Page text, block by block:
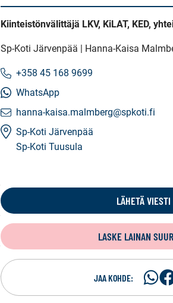
Kiinteistönvälittäjä LKV, KiLAT, KED,
Sp-Koti Järvenpää | Hanna-Kaisa
+358 45 168 9699
WhatsApp
hanna-kaisa.malmberg@spkoti.fi
Sp-Koti Järvenpää
Sp-Koti Tuusula
LÄHETÄ VIESTI
LASKE LAINAN
JAA KOHDE:
Jaa